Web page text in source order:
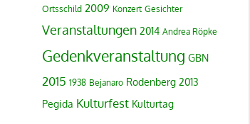
Ortsschild 2009 Konzert Gesichter
Veranstaltungen 2014 Andrea Röpke
Gedenkveranstaltung GBN
2015 1938 Bejanaro Rodenberg 2013
Pegida Kulturfest Kulturtag